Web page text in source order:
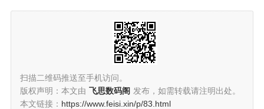
扫描二维码推送至手机访问。
版权声明：本文由 飞思数码阁 发布，如需转载请注明出处。
本文链接： https://www.feisi.xin/p/83.html